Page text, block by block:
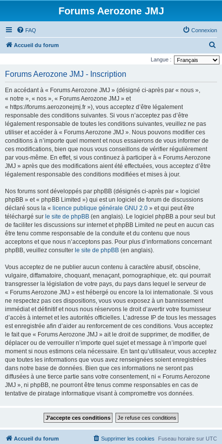
Forums Aerozone JMJ
FAQ Connexion
Accueil du forum
e
Langue :
Forums Aerozone JMJ - Inscription
En accédant à « Forums Aerozone JMJ » (désigné ci-après par « nous »,
« notre », « nos », « Forums Aerozone JMJ » et
« https://forums.aerozonejmj.fr »), vous acceptez d’être légalement
responsable des conditions suivantes. Si vous n’acceptez pas d’être
légalement responsable de toutes les conditions suivantes, veuillez ne pas
utiliser et accéder à « Forums Aerozone JMJ ». Nous pouvons modifier ces
conditions à n’importe quel moment et nous essaierons de vous informer de
ces modifications, bien que nous vous conseillons de vérifier régulièrement
par vous-même. En effet, si vous continuez à participer à « Forums Aerozone
JMJ » après que des modifications aient été effectuées, vous acceptez d’être
légalement responsable des conditions modifiées et mises à jour.
Nos forums sont développés par phpBB (désignés ci-après par « logiciel
phpBB » et « phpBB Limited ») qui est un logiciel de forum de discussions
déclaré sous la « licence publique générale GNU 2.0 » et qui peut être
téléchargé sur le site de phpBB (en anglais). Le logiciel phpBB a pour seul but
de faciliter les discussions sur internet et phpBB Limited ne peut en aucun cas
être tenu comme responsable de la conduite et du contenu que nous
acceptons et que nous n’acceptons pas. Pour plus d’informations concernant
phpBB, veuillez consulter le site de phpBB (en anglais).
Vous acceptez de ne publier aucun contenu à caractère abusif, obscène,
vulgaire, diffamatoire, choquant, menaçant, pornographique, etc. qui pourrait
transgresser la législation de votre pays, du pays dans lequel le serveur de
« Forums Aerozone JMJ » est hébergé ou encore la loi internationale. Si vous
ne respectez pas ces dispositions, vous vous exposez à un bannissement
immédiat et définitif et nous nous réservons le droit d’avertir votre fournisseur
d’accès à internet et les autorités officielles. L’adresse IP de tous les messages
est enregistrée afin d’aider au renforcement de ces conditions. Vous acceptez
le fait que « Forums Aerozone JMJ » ait le droit de supprimer, de modifier, de
déplacer ou de verrouiller n’importe quel sujet et message à n’importe quel
moment si nous estimons cela nécessaire. En tant qu’utilisateur, vous acceptez
que toutes les informations que vous avez renseignées soient enregistrées
dans notre base de données. Bien que ces informations ne seront pas
diffusées à une tierce partie sans votre consentement, ni « Forums Aerozone
JMJ », ni phpBB, ne pourront être tenus comme responsables en cas de
tentative de piratage informatique visant à compromettre vos données.
Accueil du forum Fuseau horaire sur UTC
Supprimer les cookies